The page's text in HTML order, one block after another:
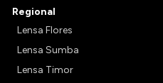
Regional
Lensa Flores
Lensa Sumba
Lensa Timor